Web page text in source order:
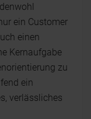
ein Customer
einen
Kernaufgabe
zu
ein
verlässliches